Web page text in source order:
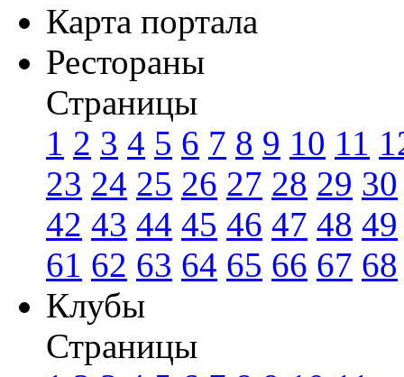
Карта портала
Рестораны
Страницы
1 2 3 4 5 6 7 8 9 10 11
23 24 25 26 27 28 29 30
42 43 44 45 46 47 48 49
61 62 63 64 65 66 67 68
Клубы
Страницы